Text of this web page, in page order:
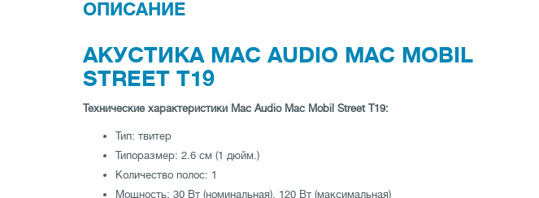
ОПИСАНИЕ
АКУСТИКА MAC AUDIO MAC MOBIL
STREET T19
Технические характеристики Mac Audio Mac Mobil Street Т19:
Тип: твитер
Типоразмер: 2.6 см (1 дюйм.)
Количество полос: 1
Мощность: 30 Вт (номинальная), 120 Вт (максимальная)